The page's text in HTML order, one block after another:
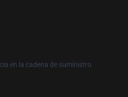
en la cadena de suministro